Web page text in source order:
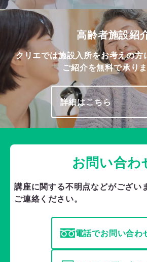
高齢者施設紹
クリエでは施設入所をお考えの方
ご紹介を無料で承り
詳細はこちら
お問い合わ
講座に関する不明点などがござい
ご連絡ください。
電話でお問い合わ